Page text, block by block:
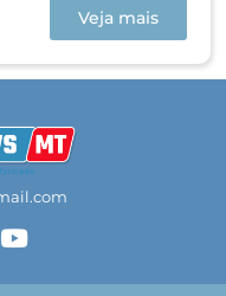
Veja mais